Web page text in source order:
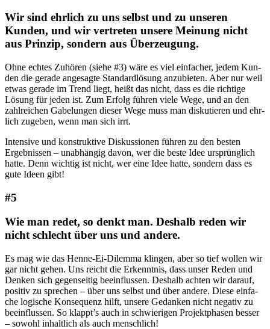
Wir sind ehrlich zu uns selbst und zu unseren
Kunden, und wir vertreten unsere Meinung nicht
aus Prinzip, sondern aus Überzeugung.
Ohne ech­tes Zuhö­ren (sie­he #3) wäre es viel ein­fa­cher, jedem Kun­
den die gera­de ange­sag­te Stan­dard­lö­sung anzu­bie­ten. Aber nur weil
etwas gera­de im Trend liegt, heißt das nicht, dass es die rich­ti­ge
Lösung für jeden ist. Zum Erfolg füh­ren vie­le Wege, und an den
zahl­rei­chen Gabe­lun­gen die­ser Wege muss man dis­ku­tie­ren und ehr­
lich zuge­ben, wenn man sich irrt.
Inten­si­ve und kon­struk­ti­ve Dis­kus­sio­nen füh­ren zu den bes­ten
Ergeb­nis­sen – unab­hän­gig davon, wer die bes­te Idee ursprüng­lich
hat­te. Denn wich­tig ist nicht, wer eine Idee hat­te, son­dern dass es
gute Ideen gibt!
#5
Wie man redet, so denkt man. Deshalb reden wir
nicht schlecht über uns und andere.
Es mag wie das Hen­ne-Ei-Dilem­ma klin­gen, aber so tief wol­len wir
gar nicht gehen. Uns reicht die Erkennt­nis, dass unser Reden und
Den­ken sich gegen­sei­tig beein­flus­sen. Des­halb ach­ten wir dar­auf,
posi­tiv zu spre­chen – über uns selbst und über ande­re. Die­se ein­fa­
che logi­sche Kon­se­quenz hilft, unse­re Gedan­ken nicht nega­tiv zu
beein­flus­sen. So klappt’s auch in schwie­ri­gen Pro­jekt­pha­sen bes­ser
– sowohl inhalt­lich als auch menschlich!